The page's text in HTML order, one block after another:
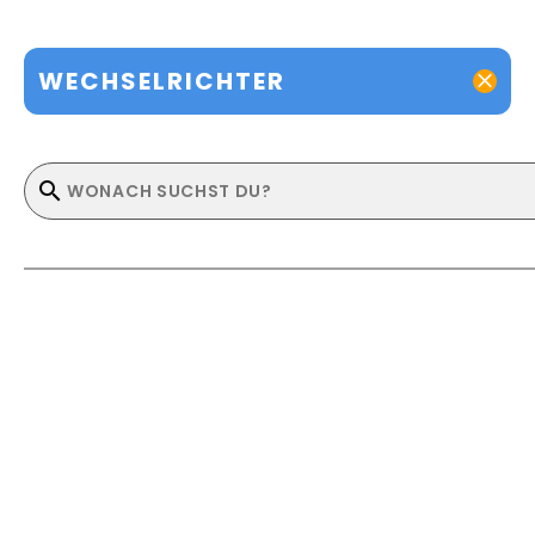
WECHSELRICHTER